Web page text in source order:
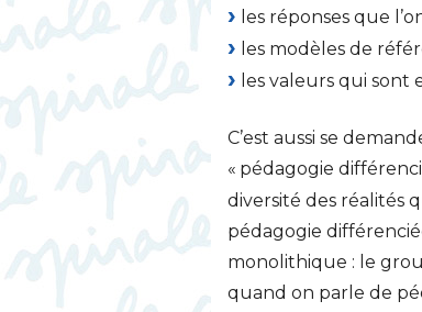
les réponses que
les modèles de
les valeurs qui sont
C’est aussi se
« pédagogie
diversité des réalités
pédagogie
monolithique : le
quand on parle de